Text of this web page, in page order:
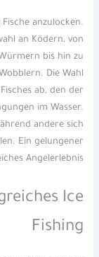
anzulocken.
an Ködern, von
bis hin zu
Die Wahl
ab, den der
im Wasser.
andere sich
Ein gelungener
Angelerlebnis.
Ice
Fishing